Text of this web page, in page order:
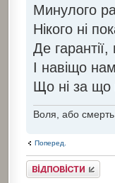
Минулого
Нікого ні
Де
І навіщо
Що ні за що
Воля, або
Поперед.
Відповісти